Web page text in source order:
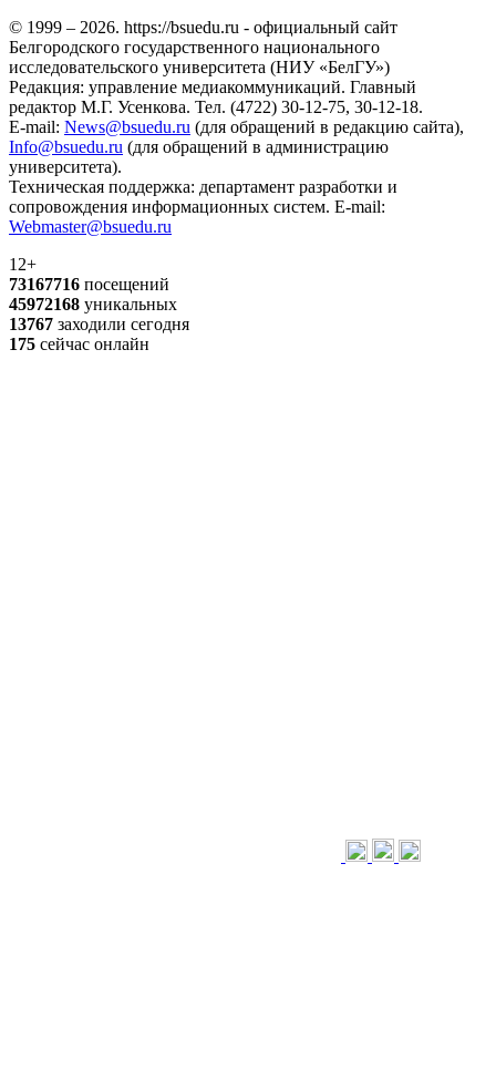
© 1999 – 2026. https://bsuedu.ru - официальный сайт
Белгородского государственного национального
исследовательского университета (НИУ «БелГУ»)
Редакция: управление медиакоммуникаций. Главный
редактор М.Г. Усенкова. Тел. (4722) 30-12-75, 30-12-18.
E-mail: News@bsuedu.ru (для обращений в редакцию сайта),
Info@bsuedu.ru (для обращений в администрацию
университета).
Техническая поддержка: департамент разработки и
сопровождения информационных систем. E-mail:
Webmaster@bsuedu.ru
12+
73167716 посещений
45972168 уникальных
13767 заходили сегодня
175 сейчас онлайн